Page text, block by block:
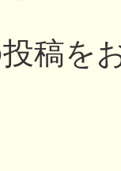
稿を